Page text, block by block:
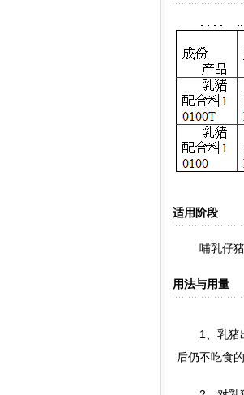
适用阶段
哺乳仔猪
用法与用量
1、乳猪出
后仍不吃食